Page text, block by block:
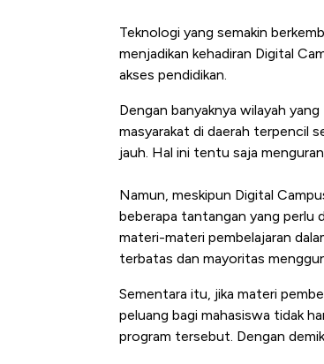
Teknologi yang semakin
menjadikan kehadiran Digital
akses pendidikan.
Dengan banyaknya wilayah
masyarakat di daerah terpencil
jauh. Hal ini tentu saja
Namun, meskipun Digital
beberapa tantangan yang perlu
materi-materi pembelajaran
terbatas dan mayoritas
Sementara itu, jika materi
peluang bagi mahasiswa tidak
program tersebut. Dengan